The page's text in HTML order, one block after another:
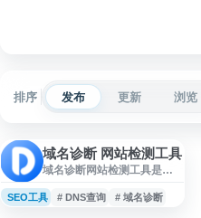
排序 发布 更新 浏览
域名诊断 网站检测工具
域名诊断网站检测工具是
务，可用于查询域名相关状
态、网站访问情况及基础解
SEO工具 # DNS查询 # 域名诊断